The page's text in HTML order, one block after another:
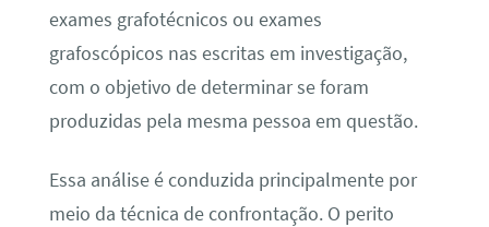
exames grafotécnicos ou exames
grafoscópicos nas escritas em investigação,
com o objetivo de determinar se foram
produzidas pela mesma pessoa em questão.
Essa análise é conduzida principalmente por
meio da técnica de confrontação. O perito